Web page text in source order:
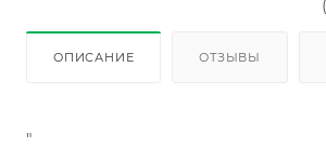
ОПИСАНИЕ ОТЗЫВЫ
"